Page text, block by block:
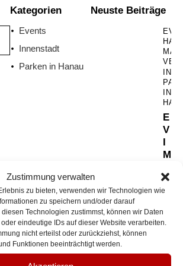
Zustimmung verwalten
zu bieten, verwenden wir Technologien wie
zu speichern und/oder darauf
Technologien zustimmst, können wir Daten
eindeutige IDs auf dieser Website verarbeiten.
nicht erteilst oder zurückziehst, können
Funktionen beeinträchtigt werden.
Kategorien
Events
Innenstadt
Parken in Hanau
Neuste Beiträge
IN
E
V
M
o
b
ei